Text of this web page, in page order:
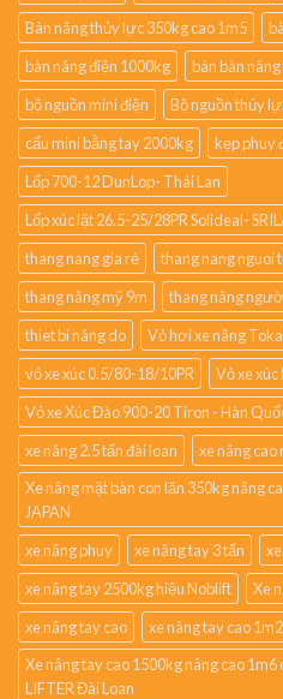
Bàn nâng thủy lực 350kg cao 1m5
bàn nâng điện 1000kg
bán bàn
bộ nguồn mini điện
Bộ nguồn thủy
cẩu mini bằng tay 2000kg
kẹp phuy
Lốp 700-12 DunLop- Thái Lan
Lốp xúc lật 26.5-25/28PR Solideal-
thang nang gia rẻ
thang nang nguoi
thang nâng mỹ 9m
thang nâng
thiet bi nâng do
Vỏ hơi xe nâng
vỏ xe xúc 0.5/80-18/10PR
Vỏ xe xúc
Vỏ xe Xúc Đào 900-20 Tiron - Hàn
xe nâng 2.5 tấn đài loan
xe nâng cao
Xe nâng mặt bàn con lăn 350kg nâng
JAPAN
xe nâng phuy
xe nâng tay 3 tấn
xe nâng tay 2500kg hiệu Noblift
Xe
xe nâng tay cao
xe nâng tay cao 1m2
Xe nâng tay cao 1500kg nâng cao
LIFTER Đài Loan